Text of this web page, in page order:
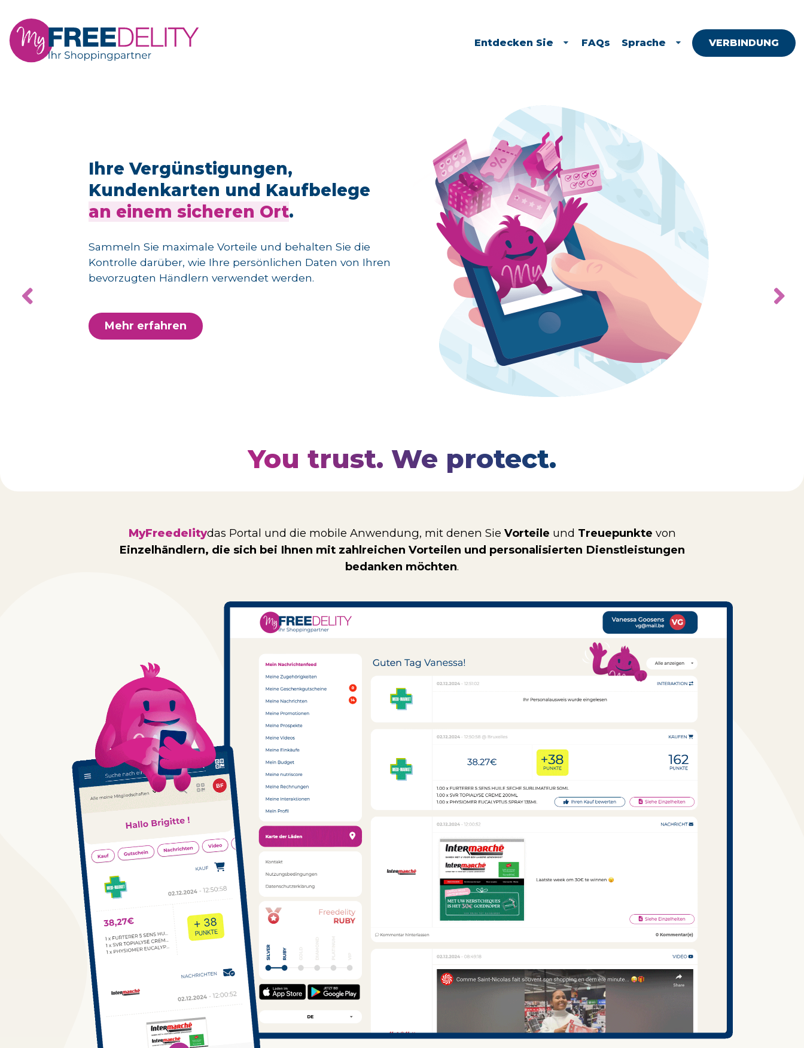
Entdecken Sie FAQs Sprache VERBINDUNG
Ihre Vergünstigungen,
Kundenkarten und Kaufbelege
an einem sicheren Ort.
Sammeln Sie maximale Vorteile und behalten Sie die
Kontrolle darüber, wie Ihre persönlichen Daten von Ihren
bevorzugten Händlern verwendet werden.
Mehr erfahren
You trust. We protect.
MyFreedelitydas Portal und die mobile Anwendung, mit denen Sie Vorteile und Treuepunkte von
Einzelhändlern, die sich bei Ihnen mit zahlreichen Vorteilen und personalisierten Dienstleistungen
bedanken möchten.